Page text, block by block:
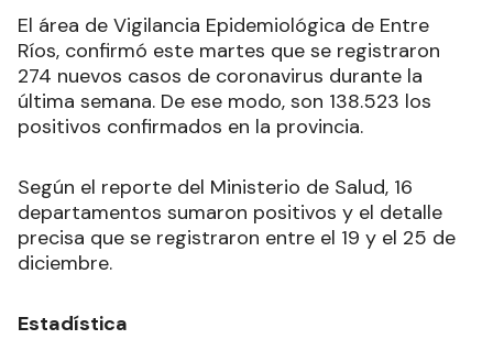
El área de Vigilancia Epidemiológica de Entre
Ríos, confirmó este martes que se registraron
274 nuevos casos de coronavirus durante la
última semana. De ese modo, son 138.523 los
positivos confirmados en la provincia.
Según el reporte del Ministerio de Salud, 16
departamentos sumaron positivos y el detalle
precisa que se registraron entre el 19 y el 25 de
diciembre.
Estadística